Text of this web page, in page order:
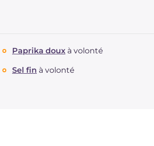
Paprika doux à volonté
Sel fin à volonté